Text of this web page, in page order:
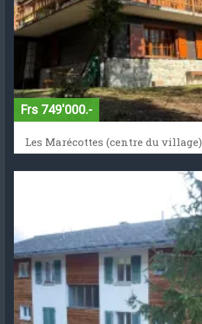
Frs 749'000.-
Les Marécottes (centre du village)